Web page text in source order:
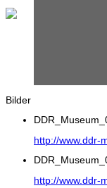
Bilder
http://www.ddr-
http://www.ddr-